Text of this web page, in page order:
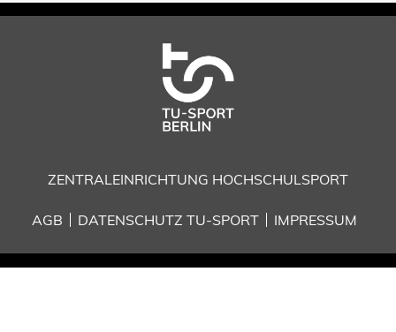
ZENTRALEINRICHTUNG HOCHSCHULSPORT
AGB DATENSCHUTZ TU-SPORT IMPRESSUM